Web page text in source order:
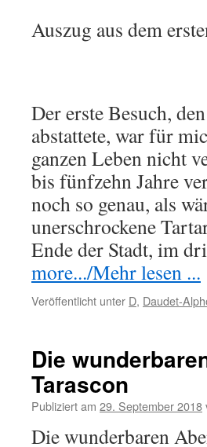
Auszug aus dem
Der erste Besuch,
abstattete, war für
ganzen Leben nicht
bis fünfzehn Jahre
noch so genau, als
unerschrockene
Ende der Stadt, im
more.../Mehr lesen ...
Veröffentlicht unter D, Daudet-
Die
Tarascon
Publiziert am 29. September 2018
Die wunderbaren